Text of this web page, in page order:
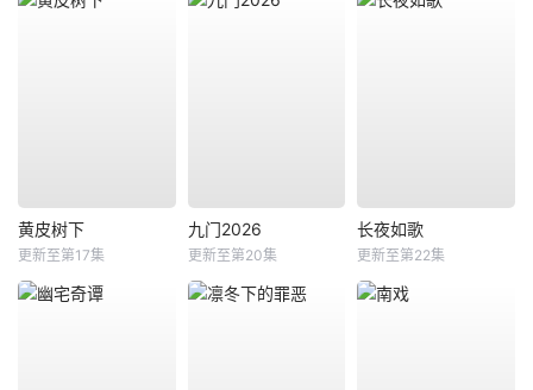
黄皮树下
更新至第17集
九门2026
更新至第20集
长夜如歌
更新至第22集